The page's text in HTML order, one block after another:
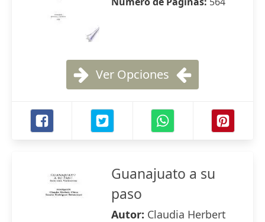
Ver Opciones
Guanajuato a su
paso
Autor: Claudia Herbert